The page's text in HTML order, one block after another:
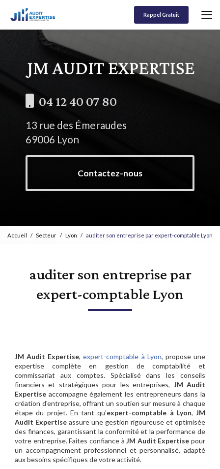
contenu
Rappel Gratuit
04 12 40 07 80
13 rue des Émeraudes
69006 Lyon
Contactez-nous
Accueil Secteur Lyon auditer son entreprise par expert-comptable Lyon
auditer son entreprise par
expert-comptable Lyon
JM Audit Expertise,expert-comptable à Lyon, propose une
expertise complète en gestion de comptabilité et
commissariat aux comptes. Spécialisé dans les conseils
financiers et stratégiques pour les entreprises, JM Audit
Expertise accompagne également les entrepreneurs dans la
création d'entreprise, offrant un soutien sur mesure à chaque
étape du projet. En tant qu'expert-comptable à Lyon, JM
Audit Expertise assure une gestion rigoureuse et optimisée
des finances, garantissant la conformité et la performance de
votre entreprise. Faites confiance àJM Audit Expertise pour
un accompagnement professionnel et personnalisé, adapté
aux besoins spécifiques de votre activité.